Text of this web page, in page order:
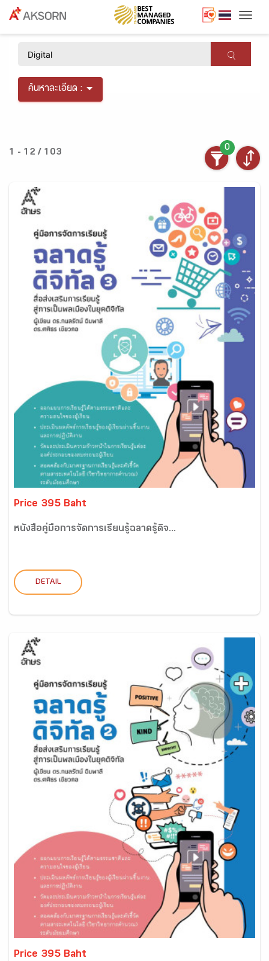
ค้นหาละเอียด :
1 - 12 / 103
0
Price 395 Baht
หนังสือคู่มือการจัดการเรียนรู้ฉลาดรู้ดิจ...
DETAIL
Price 395 Baht